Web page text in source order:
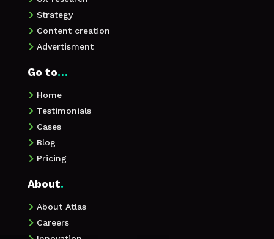
 Strategy
 Content creation
 Advertisment
Go to…
 Home
 Testimonials
 Cases
 Blog
 Pricing
About.
 About Atlas
 Careers